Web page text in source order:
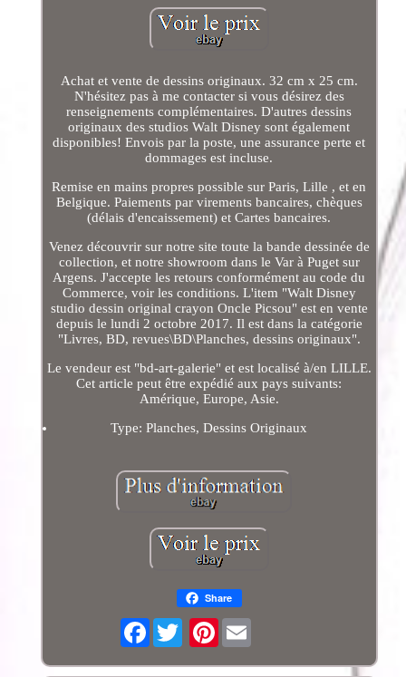
Achat et vente de dessins originaux. 32 cm x 25 cm.
N'hésitez pas à me contacter si vous désirez des
renseignements complémentaires. D'autres dessins
originaux des studios Walt Disney sont également
disponibles! Envois par la poste, une assurance perte et
dommages est incluse.
Remise en mains propres possible sur Paris, Lille , et en
Belgique. Paiements par virements bancaires, chèques
(délais d'encaissement) et Cartes bancaires.
Venez découvrir sur notre site toute la bande dessinée de
collection, et notre showroom dans le Var à Puget sur
Argens. J'accepte les retours conformément au code du
Commerce, voir les conditions. L'item "Walt Disney
studio dessin original crayon Oncle Picsou" est en vente
depuis le lundi 2 octobre 2017. Il est dans la catégorie
"Livres, BD, revues\BD\Planches, dessins originaux".
Le vendeur est "bd-art-galerie" et est localisé à/en LILLE.
Cet article peut être expédié aux pays suivants:
Amérique, Europe, Asie.
Type: Planches, Dessins Originaux
Share
Facebook Pinterest